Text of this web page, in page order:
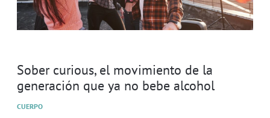
Sober curious, el movimiento de la
generación que ya no bebe alcohol
CUERPO